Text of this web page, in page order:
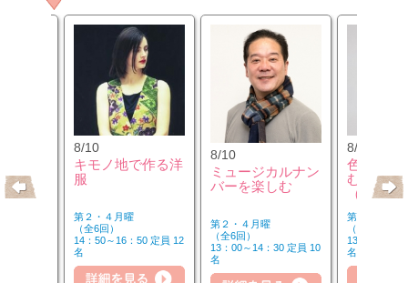
8/10
キモノ地で作る洋
服
第２・４月曜
（全6回）
14：50～16：50 定員 12
名
8/10
ミュージカルナン
バーを楽しむ
第２・４月曜
（全6回）
13：00～14：30 定員 10
名
8/12
色のチカ
むカラー
（第2水
第２水曜
（全3回）
13：00～14
名
詳細を見る 詳細を見る